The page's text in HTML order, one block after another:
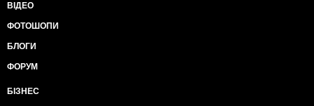
ВІДЕО
ФОТОШОПИ
БЛОГИ
ФОРУМ
БІЗНЕС